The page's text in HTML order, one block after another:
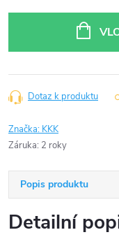
Dotaz k produktu
Značka: KKK
Záruka: 2 roky
Popis produktu
Detailní